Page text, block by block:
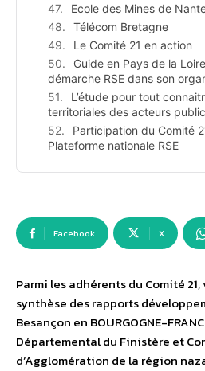
Ecole des Mines de
Télécom Bretagne
Le Comité 21 en action
Guide en Pays de la
démarche RSE dans son
L’étude pour tout
territoriales des acteurs
Participation du Comité
Plateforme nationale RSE
Facebook X
Parmi les adhérents du Comité
synthèse des rapports
Besançon en BOURGOGNE-
Départemental du Finistère et
d’Agglomération de la région